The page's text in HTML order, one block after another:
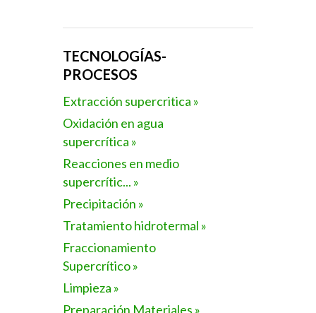
TECNOLOGÍAS-
PROCESOS
Extracción supercritica »
Oxidación en agua
supercrítica »
Reacciones en medio
supercrític... »
Precipitación »
Tratamiento hidrotermal »
Fraccionamiento
Supercrítico »
Limpieza »
Preparación Materiales »